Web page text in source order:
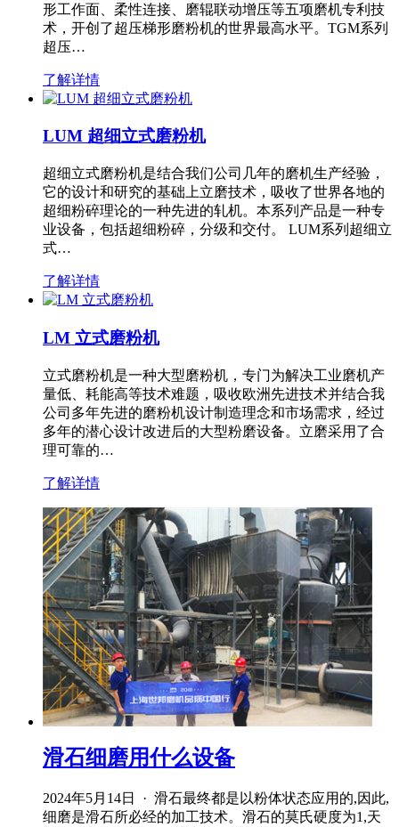
形工作面、柔性连接、磨辊联动增压等五项磨机专利技
术，开创了超压梯形磨粉机的世界最高水平。TGM系列
超压…
了解详情
LUM 超细立式磨粉机
超细立式磨粉机是结合我们公司几年的磨机生产经验，
它的设计和研究的基础上立磨技术，吸收了世界各地的
超细粉碎理论的一种先进的轧机。本系列产品是一种专
业设备，包括超细粉碎，分级和交付。 LUM系列超细立
式…
了解详情
LM 立式磨粉机
立式磨粉机是一种大型磨粉机，专门为解决工业磨机产
量低、耗能高等技术难题，吸收欧洲先进技术并结合我
公司多年先进的磨粉机设计制造理念和市场需求，经过
多年的潜心设计改进后的大型粉磨设备。立磨采用了合
理可靠的…
了解详情
滑石细磨用什么设备
2024年5月14日 · 滑石最终都是以粉体状态应用的,因此,
细磨是滑石所必经的加工技术。滑石的莫氏硬度为1,天